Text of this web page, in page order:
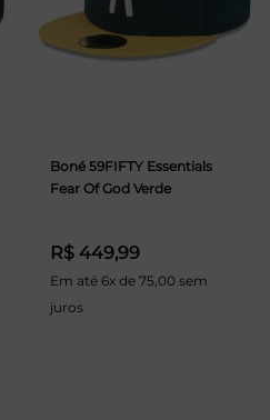
Boné 59FIFTY Essentials
Fear Of God Verde
R$ 449,99
Em até 6x de 75,00 sem
juros